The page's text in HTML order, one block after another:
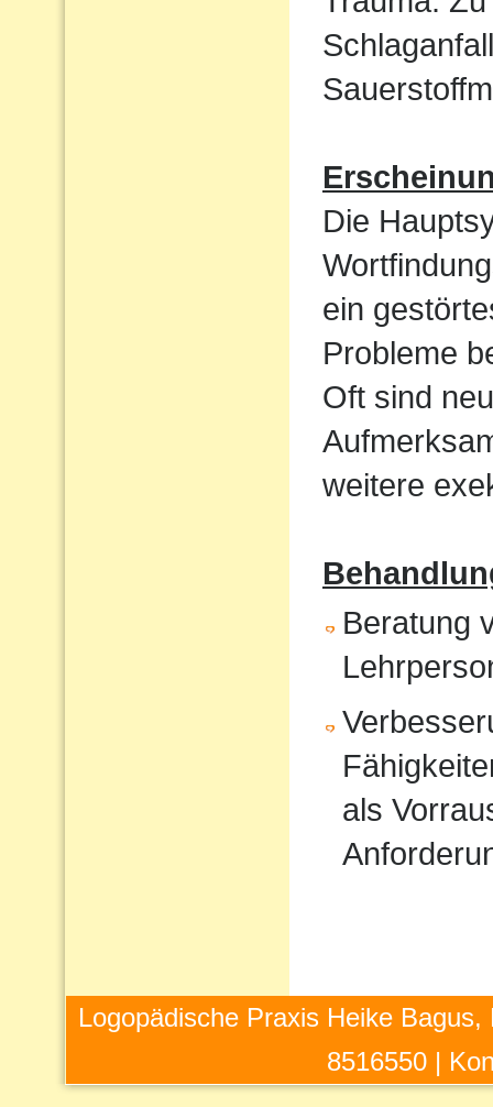
Die
ein
Probleme
Oft sind
weitere
Beratung
als
Logopädische Praxis Heike
8516550 |